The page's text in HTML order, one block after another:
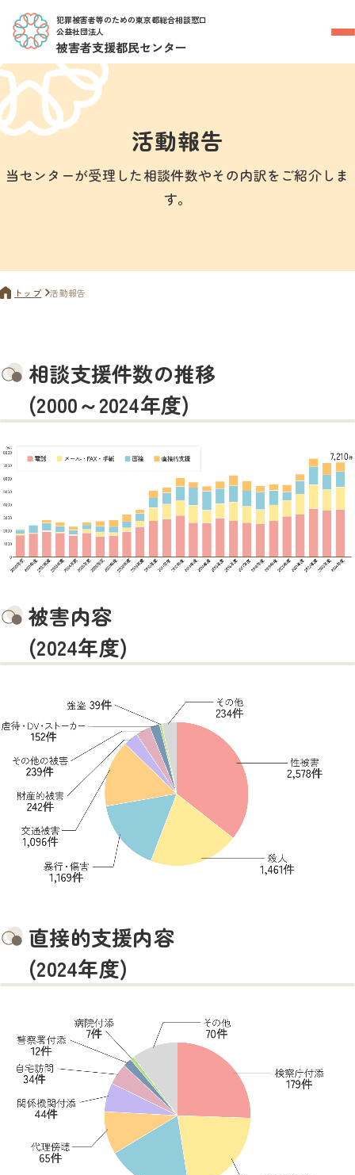
犯罪被害者等のための東京都総合相談窓口
公益社団法人
被害者支援都民センター
活動報告
当センターが受理した相談件数やその内訳をご紹介しま
す。
トップ 活動報告
相談支援件数の推移
(2000～2024年度)
被害内容
(2024年度)
直接的支援内容
(2024年度)